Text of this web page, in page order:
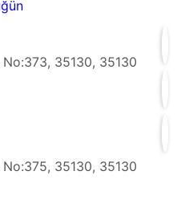
35130, 35130
35130, 35130